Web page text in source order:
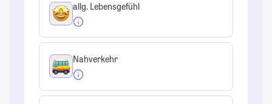
allg. Lebensgefühl
Nahverkehr